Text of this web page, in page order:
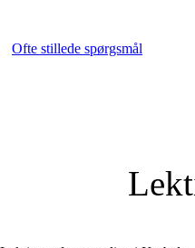
Ofte stillede spørgsmål